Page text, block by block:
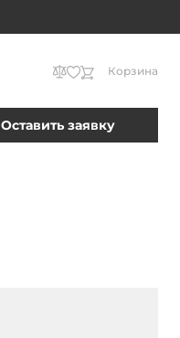
Корзина
Оставить заявку